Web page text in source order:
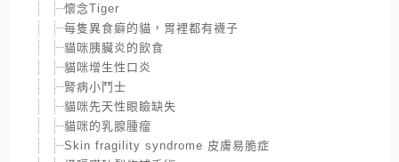
懷念Tiger
每隻異食癖的貓，胃裡都有襪子
貓咪胰臟炎的飲食
貓咪增生性口炎
腎病小鬥士
貓咪先天性眼瞼缺失
貓咪的乳腺腫瘤
Skin fragility syndrome 皮膚易脆症